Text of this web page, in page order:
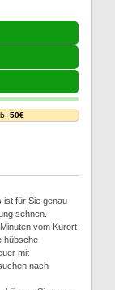
50€
ist für Sie genau
sehnen.
vom Kurort
hübsche
mit
nach